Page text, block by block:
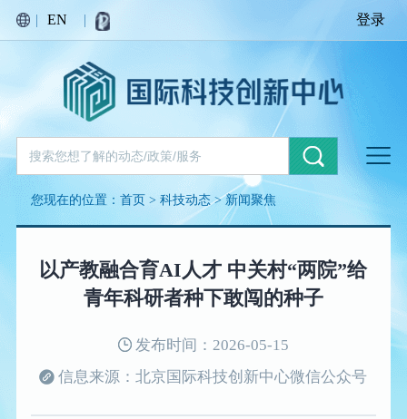
| EN | 登录
您现在的位置：首页 >科技动态>新闻聚焦
以产教融合育AI人才 中关村“两院”给
青年科研者种下敢闯的种子
发布时间：2026-05-15
信息来源：北京国际科技创新中心微信公众号